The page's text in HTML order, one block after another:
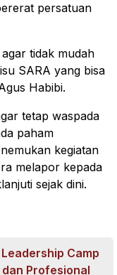
persatuan
tidak mudah
SARA yang bisa
Habibi.
tetap waspada
paham
kegiatan
melapor kepada
sejak dini.
Camp
Profesional